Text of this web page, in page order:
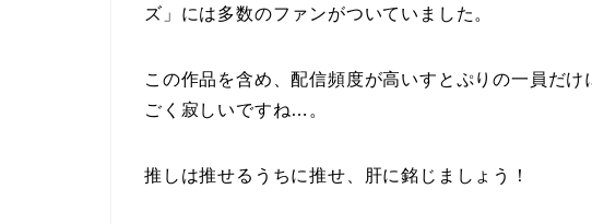
ズ」には多数のファンがついていました。
この作品を含め、配信頻度が高いすとぷりの一員だ
ごく寂しいですね…。
推しは推せるうちに推せ、肝に銘じましょう！